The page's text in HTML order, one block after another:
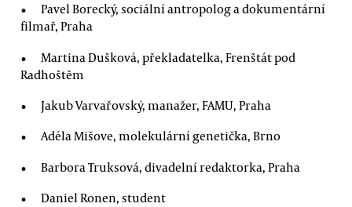
Pavel Borecký, sociální antropolog a dokumentární
filmař, Praha
Martina Dušková, překladatelka, Frenštát pod
Radhoštěm
Jakub Varvařovský, manažer, FAMU, Praha
Adéla Mišove, molekulární genetička, Brno
Barbora Truksová, divadelní redaktorka, Praha
Daniel Ronen, student